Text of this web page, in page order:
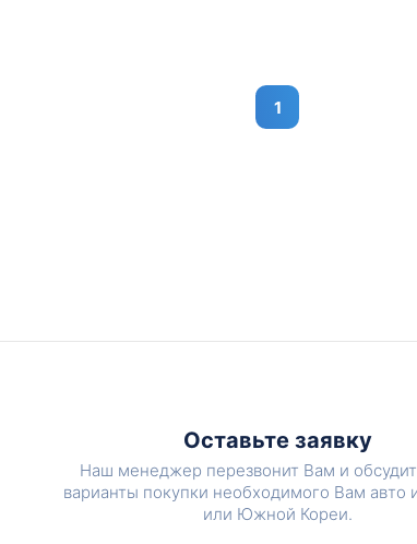
1
Оставьте заявку
Наш менеджер перезвонит Вам и
варианты покупки необходимого Вам авто
или Южной Кореи.